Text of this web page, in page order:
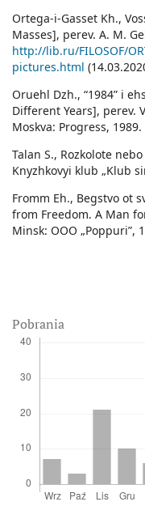
Pobrania
Ortega-i-Gasset Kh.,
Masses], perev. А. M.
http://lib.ru/FILOSOF/
pictures.html
Oruehl Dzh., “1984” i
Different Years], perev.
Moskva: Progress, 1989.
Talan S., Rozkolote
Knyzhkovyi klub „Klub
Fromm Eh., Begstvo ot
from Freedom. A Man
Minsk: OOO „Poppuri”,